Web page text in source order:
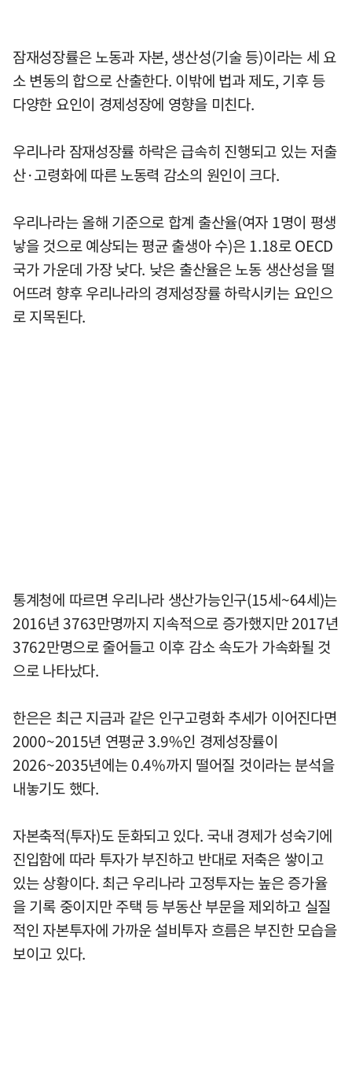
잠재성장률은 노동과 자본, 생산성(기술 등)이라는 세 요
소 변동의 합으로 산출한다. 이밖에 법과 제도, 기후 등
다양한 요인이 경제성장에 영향을 미친다.
우리나라 잠재성장률 하락은 급속히 진행되고 있는 저출
산·고령화에 따른 노동력 감소의 원인이 크다.
우리나라는 올해 기준으로 합계 출산율(여자 1명이 평생
낳을 것으로 예상되는 평균 출생아 수)은 1.18로 OECD
국가 가운데 가장 낮다. 낮은 출산율은 노동 생산성을 떨
어뜨려 향후 우리나라의 경제성장률 하락시키는 요인으
로 지목된다.
통계청에 따르면 우리나라 생산가능인구(15세~64세)는
2016년 3763만명까지 지속적으로 증가했지만 2017년
3762만명으로 줄어들고 이후 감소 속도가 가속화될 것
으로 나타났다.
한은은 최근 지금과 같은 인구고령화 추세가 이어진다면
2000~2015년 연평균 3.9%인 경제성장률이
2026~2035년에는 0.4%까지 떨어질 것이라는 분석을
내놓기도 했다.
자본축적(투자)도 둔화되고 있다. 국내 경제가 성숙기에
진입함에 따라 투자가 부진하고 반대로 저축은 쌓이고
있는 상황이다. 최근 우리나라 고정투자는 높은 증가율
을 기록 중이지만 주택 등 부동산 부문을 제외하고 실질
적인 자본투자에 가까운 설비투자 흐름은 부진한 모습을
보이고 있다.